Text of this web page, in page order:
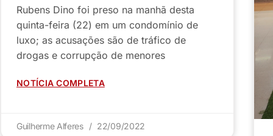
Rubens Dino foi preso na manhã desta
quinta-feira (22) em um condomínio de
luxo; as acusações são de tráfico de
drogas e corrupção de menores
NOTÍCIA COMPLETA
Guilherme Alferes 22/09/2022